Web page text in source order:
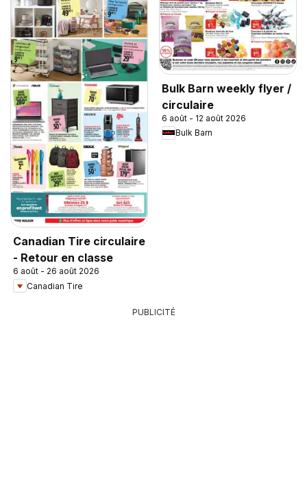
Canadian Tire circulaire
- Retour en classe
6 août - 26 août 2026
Canadian Tire
Bulk Barn weekly flyer /
circulaire
6 août - 12 août 2026
Bulk Barn
PUBLICITÉ